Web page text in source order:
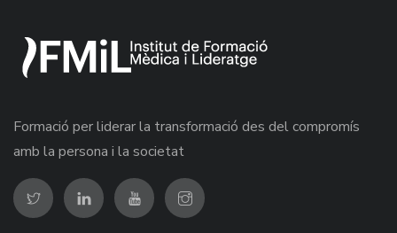
Formació per liderar la transformació des del compromís
amb la persona i la societat